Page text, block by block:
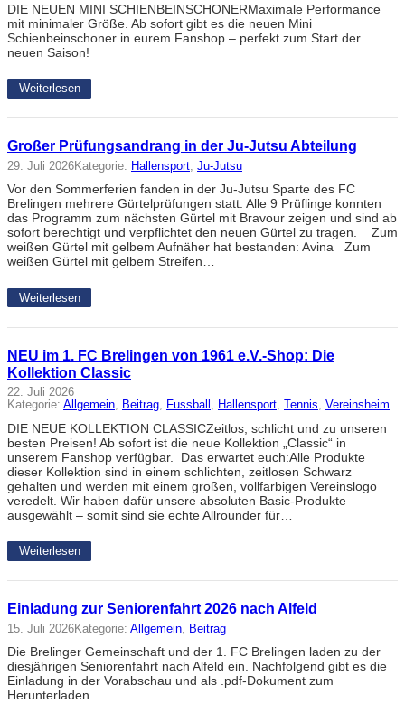
DIE NEUEN MINI SCHIENBEINSCHONERMaximale Performance
mit minimaler Größe. Ab sofort gibt es die neuen Mini
Schienbeinschoner in eurem Fanshop – perfekt zum Start der
neuen Saison!
Weiterlesen
Großer Prüfungsandrang in der Ju-Jutsu Abteilung
29. Juli 2026Kategorie: Hallensport Ju-Jutsu
Vor den Sommerferien fanden in der Ju-Jutsu Sparte des FC
Brelingen mehrere Gürtelprüfungen statt. Alle 9 Prüflinge konnten
das Programm zum nächsten Gürtel mit Bravour zeigen und sind ab
sofort berechtigt und verpflichtet den neuen Gürtel zu tragen. Zum
weißen Gürtel mit gelbem Aufnäher hat bestanden: Avina Zum
weißen Gürtel mit gelbem Streifen…
Weiterlesen
NEU im 1. FC Brelingen von 1961 e.V.-Shop: Die
Kollektion Classic
22. Juli 2026
Kategorie: Allgemein, Beitrag, Fussball , Hallensport, Tennis, Vereinsheim
DIE NEUE KOLLEKTION CLASSICZeitlos, schlicht und zu unseren
besten Preisen! Ab sofort ist die neue Kollektion „Classic“ in
unserem Fanshop verfügbar. Das erwartet euch:Alle Produkte
dieser Kollektion sind in einem schlichten, zeitlosen Schwarz
gehalten und werden mit einem großen, vollfarbigen Vereinslogo
veredelt. Wir haben dafür unsere absoluten Basic-Produkte
ausgewählt – somit sind sie echte Allrounder für…
Weiterlesen
Einladung zur Seniorenfahrt 2026 nach Alfeld
15. Juli 2026Kategorie: Allgemein Beitrag
Die Brelinger Gemeinschaft und der 1. FC Brelingen laden zu der
diesjährigen Seniorenfahrt nach Alfeld ein. Nachfolgend gibt es die
Einladung in der Vorabschau und als .pdf-Dokument zum
Herunterladen.